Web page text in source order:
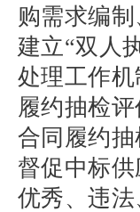
购需求编
建立“双人
处理工作
履约抽检
合同履约
督促中标
优秀、违